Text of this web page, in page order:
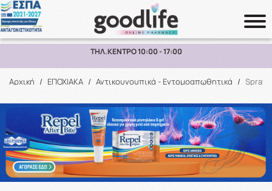
Αναζήτηση
ΠΑΡΑΛΑΒΗ ΑΠΟ ΤΟ ΚΑΤΑΣΤΗΜΑ ΑΝΩ ΤΩΝ 10€
Αρχική / ΕΠΟΧΙΑΚΑ / Αντικουνουπικά - Εντομοαπωθητικά / Spray